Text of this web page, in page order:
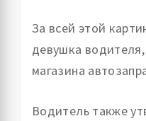
За всей этой
девушка
магазина
Водитель также